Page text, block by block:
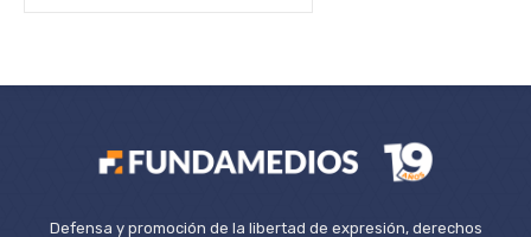
Defensa y promoción de la libertad de expresión, derechos